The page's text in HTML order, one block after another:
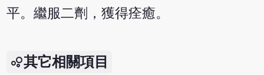
平。繼服二劑，獲得痊癒。
其它相關項目